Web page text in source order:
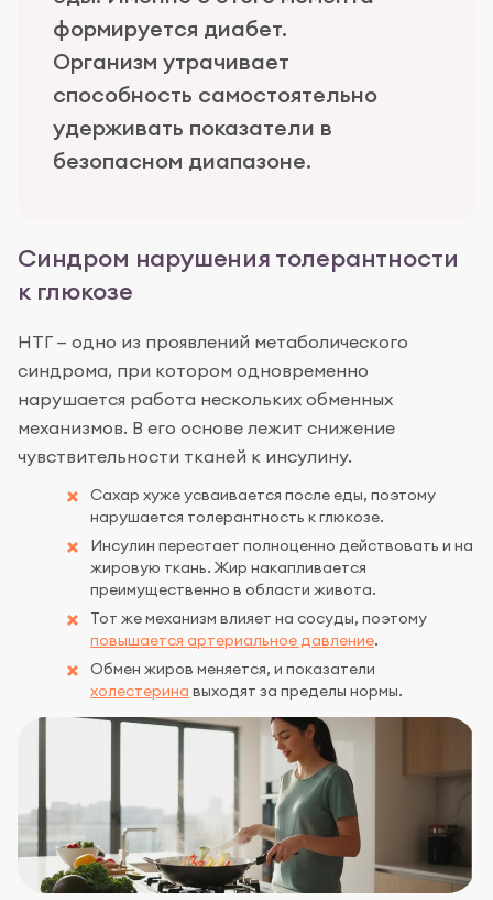
формируется диабет.
Организм утрачивает
способность самостоятельно
удерживать показатели в
безопасном диапазоне.
Синдром нарушения толерантности
к глюкозе
НТГ — одно из проявлений метаболического
синдрома, при котором одновременно
нарушается работа нескольких обменных
механизмов. В его основе лежит снижение
чувствительности тканей к инсулину.
Сахар хуже усваивается после еды, поэтому
нарушается толерантность к глюкозе.
Инсулин перестает полноценно действовать и на
жировую ткань. Жир накапливается
преимущественно в области живота.
Тот же механизм влияет на сосуды, поэтому
повышается артериальное давление.
Обмен жиров меняется, и показатели
холестерина выходят за пределы нормы.